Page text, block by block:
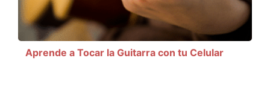
Aprende a Tocar la Guitarra con tu Celular